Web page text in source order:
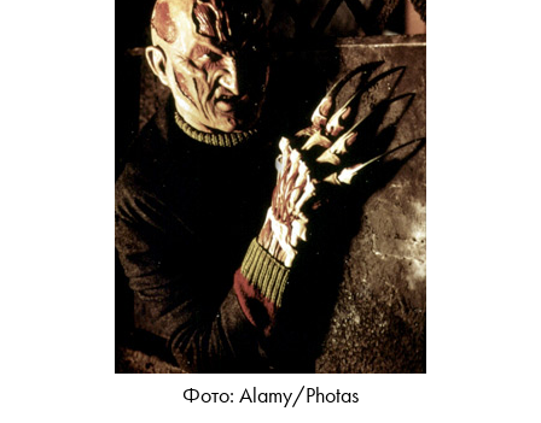
Фото: Alamy/Photas